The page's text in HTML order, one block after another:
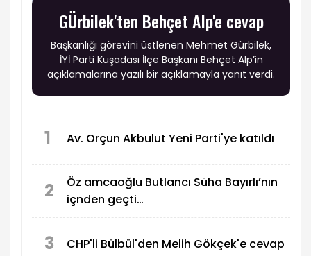
GÜrbilek'ten Behçet Alp'e cevap
Başkanlığı görevini üstlenen Mehmet Gürbilek,
İYİ Parti Kuşadası İlçe Başkanı Behçet Alp’in
açıklamalarına yazılı bir açıklamayla yanıt verdi.
1 Av. Orçun Akbulut Yeni Parti'ye katıldı
2
Öz amcaoğlu Butlancı Süha Bayırlı’nın
içnden geçti…
3 CHP'li Bülbül'den Melih Gökçek'e cevap